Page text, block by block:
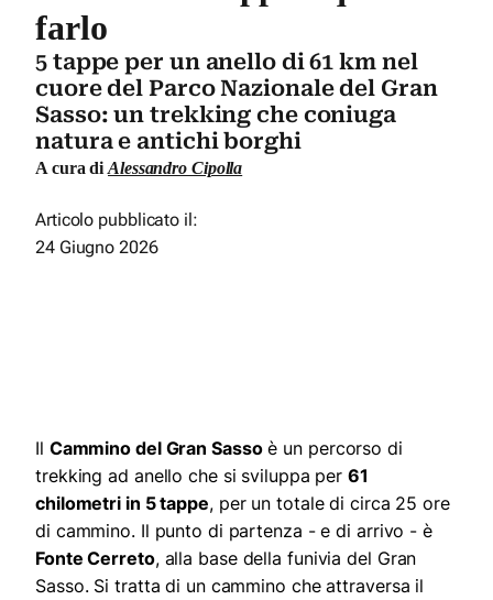
farlo
5 tappe per un anello di 61 km nel
cuore del Parco Nazionale del Gran
Sasso: un trekking che coniuga
natura e antichi borghi
A cura di Alessandro Cipolla
Articolo pubblicato il:
24 Giugno 2026
Il Cammino del Gran Sassoè un percorso di
trekking ad anello che si sviluppa per61
chilometri in 5 tappe, per un totale di circa 25 ore
di cammino. Il punto di partenza - e di arrivo - è
Fonte Cerreto, alla base della funivia del Gran
Sasso. Si tratta di un cammino che attraversa il